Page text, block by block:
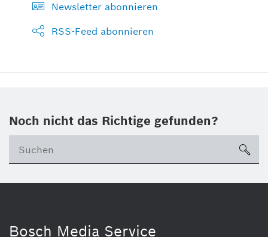
Newsletter abonnieren
RSS-Feed abonnieren
Noch nicht das Richtige gefunden?
Bosch Media Service